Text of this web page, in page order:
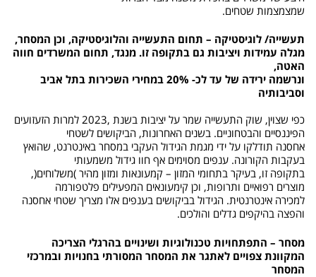
שמצמצמות שטחים.
תעשייה/ לוגיסטיקה – תחום התעשייה והלוגיסטיקה, וכן המסחר,
מגלה עמידות ויציבות גם בתקופה זו. מנגד, תחום המשרדים חווה
האטה,
ונרשמה ירידה של עד לכ- 20% במחירי השכירות בתל אביב
וסביבותיה
כפי שצוין, שוק התעשייה שמר על יציבות בשנת ,2023 למרות הזעזועים
הפיננסיים והבטחוניים. בשנים האחרונות, הביקושים לשטחי
אחסנה תודלקו על ידי מגמת הגידול העקבי במסחר באינטרנט, שהואץ
בעקבות הקורונה. ענפים מסוימים אף חוו גידול משמעותי
בתקופה זו, בעיקר בתחומי המזון – קמעונאות ומזון מהיר )משלוחים(,
מוצרים רפואיים ותרופות, וכן קימעונאים המפעילים פלטפורמה
למכירה אינטרנטית. הגידול בביקושים בענפים אלו מצריך שטחי אחסנה
והפצה בהיקפים גדלים והולכים.
מסחר – התפתחויות טכנולוגיות ושינויים בהרגלי הצריכה
המקוונת צפויים לאתגר את המסחר המסורתי בחנויות ובמרכזי
המסחר